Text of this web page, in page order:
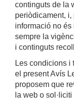
continguts de la
periòdicament, i,
informació no
sempre la
i continguts
Les condicions i
el present Avís
proposem que
la web o